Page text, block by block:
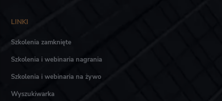
LINKI
Szkolenia zamknięte
Szkolenia i webinaria nagrania
Szkolenia i webinaria na żywo
Wyszukiwarka